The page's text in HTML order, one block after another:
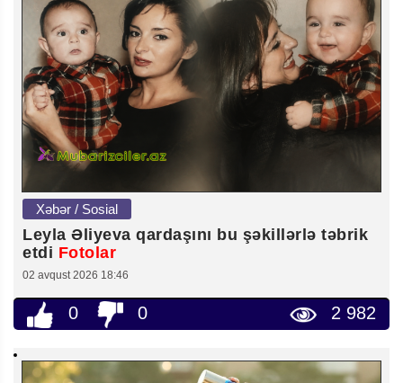
Xəbər / Sosial
Leyla Əliyeva qardaşını bu şəkillərlə təbrik
etdi Fotolar
02 avqust 2026 18:46
0 0 2 982